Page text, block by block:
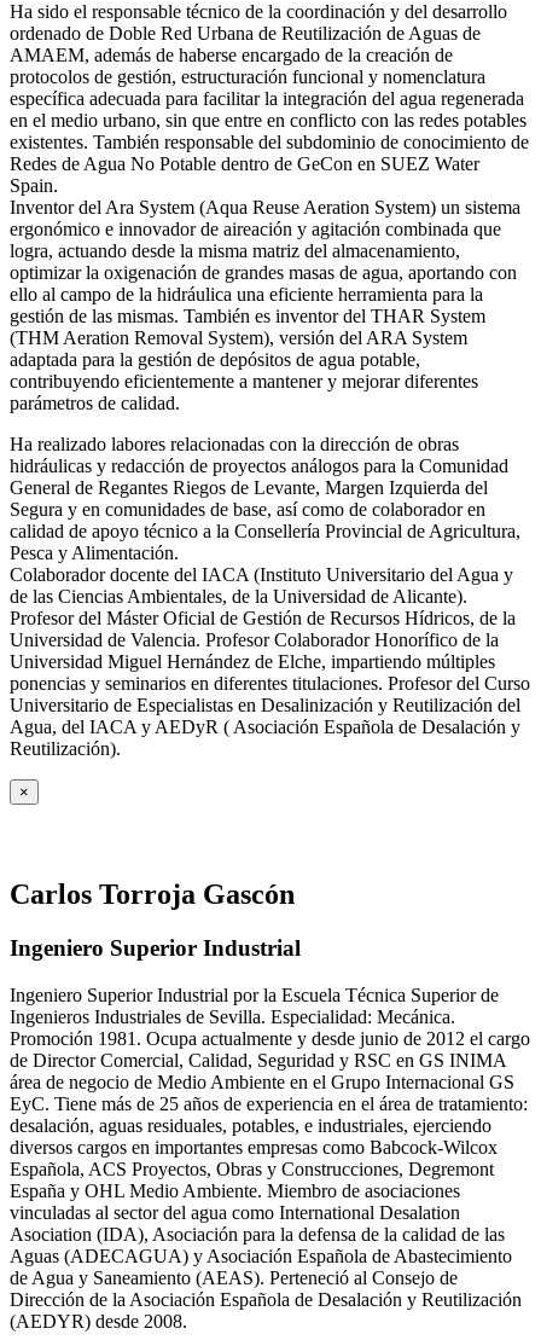
Ha sido el responsable técnico de la coordinación y del desarrollo
ordenado de Doble Red Urbana de Reutilización de Aguas de
AMAEM, además de haberse encargado de la creación de
protocolos de gestión, estructuración funcional y nomenclatura
específica adecuada para facilitar la integración del agua regenerada
en el medio urbano, sin que entre en conflicto con las redes potables
existentes. También responsable del subdominio de conocimiento de
Redes de Agua No Potable dentro de GeCon en SUEZ Water
Spain.
Inventor del Ara System (Aqua Reuse Aeration System) un sistema
ergonómico e innovador de aireación y agitación combinada que
logra, actuando desde la misma matriz del almacenamiento,
optimizar la oxigenación de grandes masas de agua, aportando con
ello al campo de la hidráulica una eficiente herramienta para la
gestión de las mismas. También es inventor del THAR System
(THM Aeration Removal System), versión del ARA System
adaptada para la gestión de depósitos de agua potable,
contribuyendo eficientemente a mantener y mejorar diferentes
parámetros de calidad.
Ha realizado labores relacionadas con la dirección de obras
hidráulicas y redacción de proyectos análogos para la Comunidad
General de Regantes Riegos de Levante, Margen Izquierda del
Segura y en comunidades de base, así como de colaborador en
calidad de apoyo técnico a la Consellería Provincial de Agricultura,
Pesca y Alimentación.
Colaborador docente del IACA (Instituto Universitario del Agua y
de las Ciencias Ambientales, de la Universidad de Alicante).
Profesor del Máster Oficial de Gestión de Recursos Hídricos, de la
Universidad de Valencia. Profesor Colaborador Honorífico de la
Universidad Miguel Hernández de Elche, impartiendo múltiples
ponencias y seminarios en diferentes titulaciones. Profesor del Curso
Universitario de Especialistas en Desalinización y Reutilización del
Agua, del IACA y AEDyR ( Asociación Española de Desalación y
Reutilización).
×
Carlos Torroja Gascón
Ingeniero Superior Industrial
Ingeniero Superior Industrial por la Escuela Técnica Superior de
Ingenieros Industriales de Sevilla. Especialidad: Mecánica.
Promoción 1981. Ocupa actualmente y desde junio de 2012 el cargo
de Director Comercial, Calidad, Seguridad y RSC en GS INIMA
área de negocio de Medio Ambiente en el Grupo Internacional GS
EyC. Tiene más de 25 años de experiencia en el área de tratamiento:
desalación, aguas residuales, potables, e industriales, ejerciendo
diversos cargos en importantes empresas como Babcock-Wilcox
Española, ACS Proyectos, Obras y Construcciones, Degremont
España y OHL Medio Ambiente. Miembro de asociaciones
vinculadas al sector del agua como International Desalation
Asociation (IDA), Asociación para la defensa de la calidad de las
Aguas (ADECAGUA) y Asociación Española de Abastecimiento
de Agua y Saneamiento (AEAS). Perteneció al Consejo de
Dirección de la Asociación Española de Desalación y Reutilización
(AEDYR) desde 2008.